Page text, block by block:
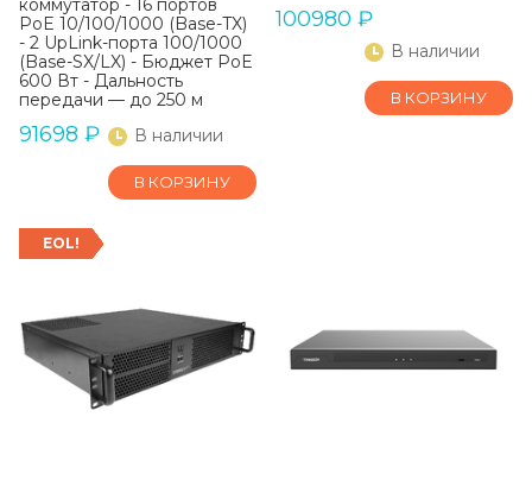
коммутатор - 16 портов
PoE 10/100/1000 (Base-TX)
- 2 UpLink-порта 100/1000
(Base-SX/LX) - Бюджет PoE
600 Вт - Дальность
передачи — до 250 м
91698 ₽ В наличии
В КОРЗИНУ
100980 ₽
В наличии
В КОРЗИНУ
EOL!